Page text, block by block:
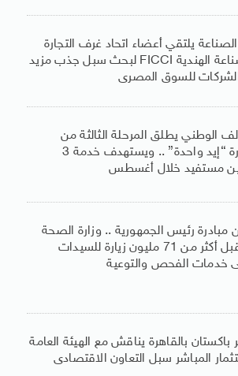
الصناعة يلتقي أعضاء اتحاد غرف التجارة
والصناعة الهندية FICCI لبحث سبل جذب مزيد
للسوق المصرى
الوطني يطلق المرحلة الثالثة من
مبادرة “إيد واحدة” .. ويستهدف خدمة 3
مستفيد خلال أغسطس
رئيس الجمهورية .. وزارة الصحة
تستقبل أكثر من 71 مليون زيارة للسيدات
خدمات الفحص والتوعية
باكستان بالقاهرة يناقش مع الهيئة العامة
المباشر سبل التعاون الاقتصادى